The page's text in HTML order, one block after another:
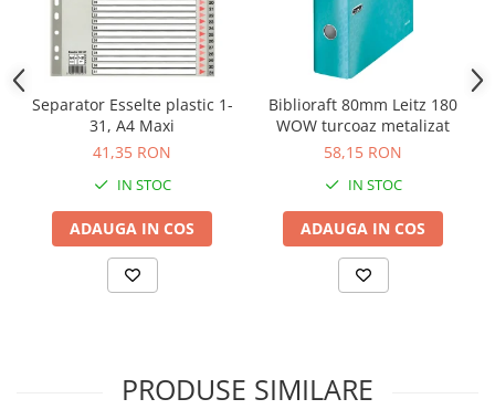
Separator Esselte plastic 1-
31, A4 Maxi
41,35 RON
IN STOC
ADAUGA IN COS
Biblioraft 80mm Leitz 180
WOW turcoaz metalizat
58,15 RON
IN STOC
ADAUGA IN COS
PRODUSE SIMILARE